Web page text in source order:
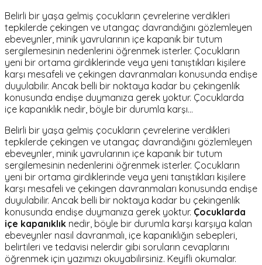
Belirli bir yaşa gelmiş çocukların çevrelerine verdikleri
tepkilerde çekingen ve utangaç davrandığını gözlemleyen
ebeveynler, minik yavrularının içe kapanık bir tutum
sergilemesinin nedenlerini öğrenmek isterler. Çocukların
yeni bir ortama girdiklerinde veya yeni tanıştıkları kişilere
karşı mesafeli ve çekingen davranmaları konusunda endişe
duyulabilir. Ancak belli bir noktaya kadar bu çekingenlik
konusunda endişe duymanıza gerek yoktur. Çocuklarda
içe kapanıklık nedir, böyle bir durumla karşı…
Belirli bir yaşa gelmiş çocukların çevrelerine verdikleri
tepkilerde çekingen ve utangaç davrandığını gözlemleyen
ebeveynler, minik yavrularının içe kapanık bir tutum
sergilemesinin nedenlerini öğrenmek isterler. Çocukların
yeni bir ortama girdiklerinde veya yeni tanıştıkları kişilere
karşı mesafeli ve çekingen davranmaları konusunda endişe
duyulabilir. Ancak belli bir noktaya kadar bu çekingenlik
konusunda endişe duymanıza gerek yoktur. Çocuklarda
içe kapanıklık nedir, böyle bir durumla karşı karşıya kalan
ebeveynler nasıl davranmalı, içe kapanıklığın sebepleri,
belirtileri ve tedavisi nelerdir gibi soruların cevaplarını
öğrenmek için yazımızı okuyabilirsiniz. Keyifli okumalar.